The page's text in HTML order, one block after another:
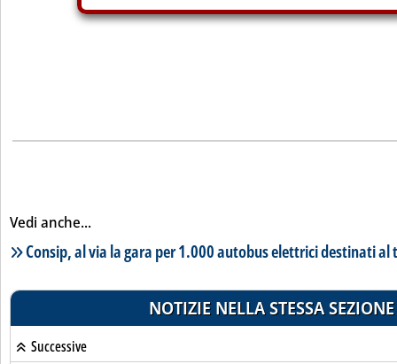
Vedi anche...
Lista notizie correlate
Consip, al via la gara per 1.000 autobus elettrici destinati
NOTIZIE NELLA STESSA SEZIONE
Successive